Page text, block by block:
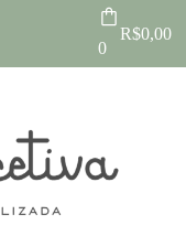
0
R$0,00